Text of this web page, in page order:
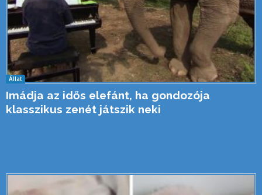
Állat
Imádja az idős elefánt, ha gondozója
klasszikus zenét játszik neki